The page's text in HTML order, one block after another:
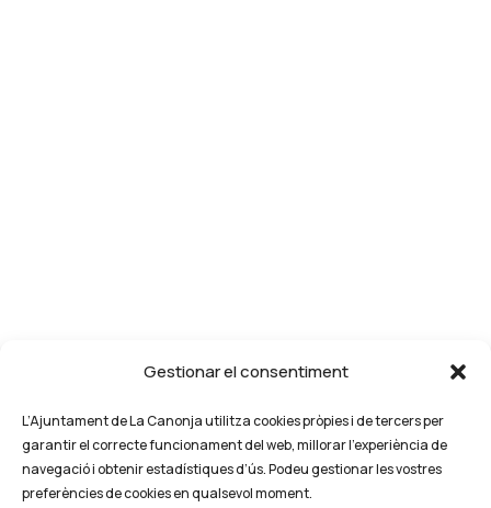
Gestionar el consentiment
L’Ajuntament de La Canonja utilitza cookies pròpies i de tercers per
garantir el correcte funcionament del web, millorar l’experiència de
navegació i obtenir estadístiques d’ús. Podeu gestionar les vostres
preferències de cookies en qualsevol moment.